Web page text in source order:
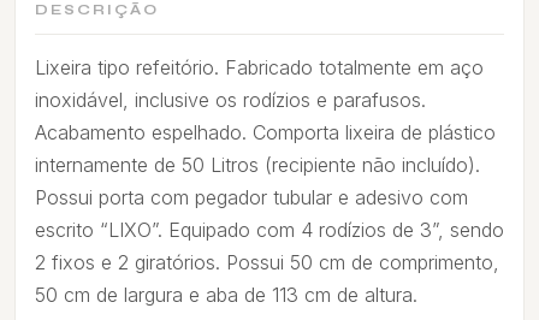
DESCRIÇÃO
Lixeira tipo refeitório. Fabricado totalmente em aço
inoxidável, inclusive os rodízios e parafusos.
Acabamento espelhado. Comporta lixeira de plástico
internamente de 50 Litros (recipiente não incluído).
Possui porta com pegador tubular e adesivo com
escrito “LIXO”. Equipado com 4 rodízios de 3”, sendo
2 fixos e 2 giratórios. Possui 50 cm de comprimento,
50 cm de largura e aba de 113 cm de altura.